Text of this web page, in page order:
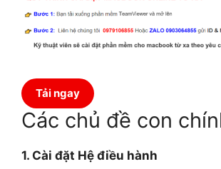
Tải ngay
Các chủ đề con
1. Cài đặt Hệ điều hành